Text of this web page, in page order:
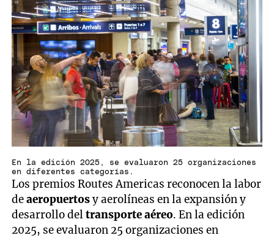
En la edición 2025, se evaluaron 25 organizaciones
en diferentes categorías.
Los premios Routes Americas reconocen la labor
deaeropuertosy aerolíneas en la expansión y
desarrollo deltransporte aéreo. En la edición
2025, se evaluaron 25 organizaciones en